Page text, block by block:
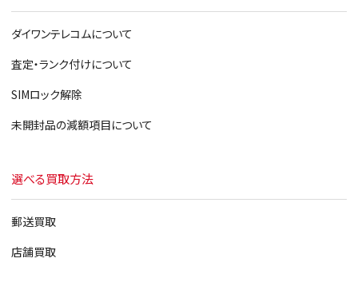
ダイワンテレコムについて
査定・ランク付けについて
SIMロック解除
未開封品の減額項目について
選べる買取方法
郵送買取
店舗買取